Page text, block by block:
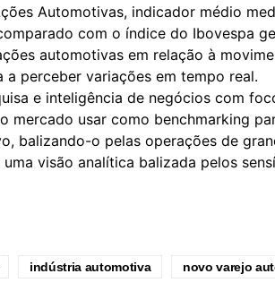
Automotivas, indicador médio
com o índice do Ibovespa
automotivas em relação à
perceber variações em tempo real.
e inteligência de negócios com
mercado usar como benchmarking
balizando-o pelas operações de
visão analítica balizada pelos
indústria automotiva novo varejo